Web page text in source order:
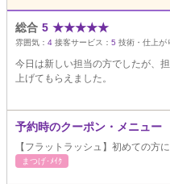
総合 5 ★★★★★
雰囲気： 4 接客サービス： 5 技術・仕上が
今日は新しい担当の方でしたが、
上げてもらえました。
予約時のクーポン・メニュー
【フラットラッシュ】初めての方
まつげ･ﾒｲｸ